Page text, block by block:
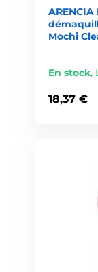
Mochi
En stock,
18,37 €